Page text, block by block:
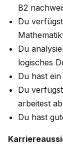
B2
Du
Du
logisches
Du hast
Du
arbeitest
Du hast